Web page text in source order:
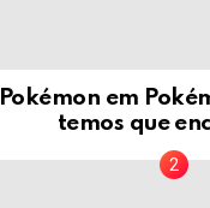
Pokémon em
temos que